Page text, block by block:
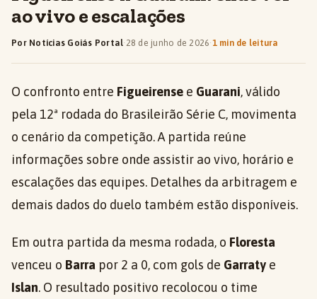
ao vivo e escalações
Por Notícias Goiás Portal·28 de junho de 2026·1 min de leitura
O confronto entre Figueirense e Guarani, válido
pela 12ª rodada do Brasileirão Série C, movimenta
o cenário da competição. A partida reúne
informações sobre onde assistir ao vivo, horário e
escalações das equipes. Detalhes da arbitragem e
demais dados do duelo também estão disponíveis.
Em outra partida da mesma rodada, o Floresta
venceu o Barra por 2 a 0, com gols de Garraty e
Islan. O resultado positivo recolocou o time